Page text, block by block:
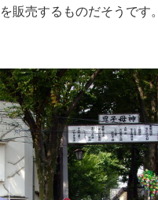
販売するものだそうです。